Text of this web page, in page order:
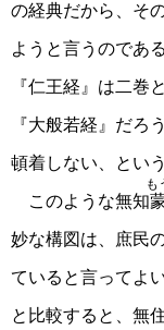
の経典だから、そ
ようと言うのであ
『仁王経』は二巻
『大般若経』だろ
頓着しない、とい
このような無知
も
妙な構図は、庶民
ていると言ってよ
と比較すると、無